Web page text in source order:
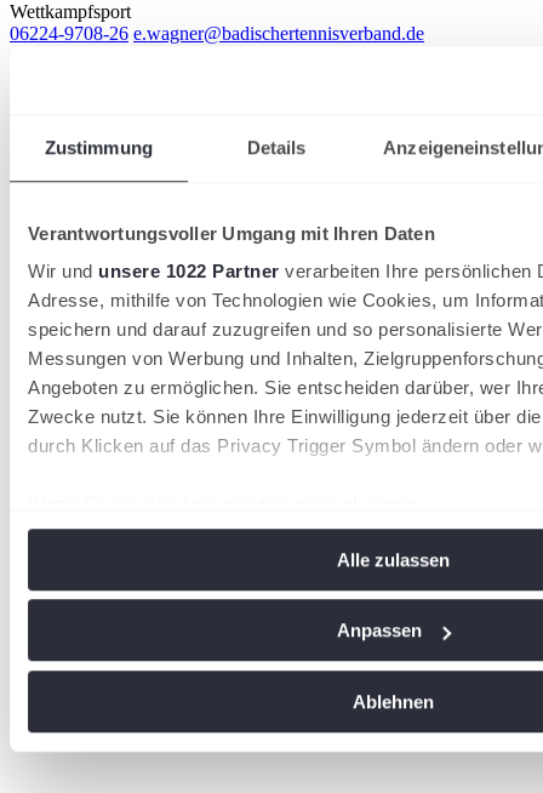
Zustimmung Details
Verantwortungsvoller Umgang mit Ihren Daten
Wir und unsere 1022 Partner verarbeiten Ihre persönlichen
Adresse, mithilfe von Technologien wie Cookies, um
speichern und darauf zuzugreifen und so personalisierte
Messungen von Werbung und Inhalten,
Angeboten zu ermöglichen. Sie entscheiden darüber, wer
Zwecke nutzt. Sie können Ihre Einwilligung jederzeit über
durch Klicken auf das Privacy Trigger Symbol ändern oder
Ihr Gerät durch aktives Scannen nach bestimmten
Erfahren Sie mehr darüber, wie Ihre persönlichen Daten
Alle zulassen
Anpassen
Ablehnen
Wettkampfsport
06224-9708-26 e.wagner@badischertennisverband.de